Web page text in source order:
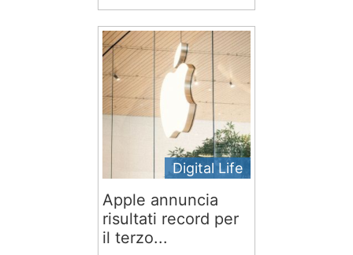
Digital Life
Apple annuncia
risultati record per
il terzo...